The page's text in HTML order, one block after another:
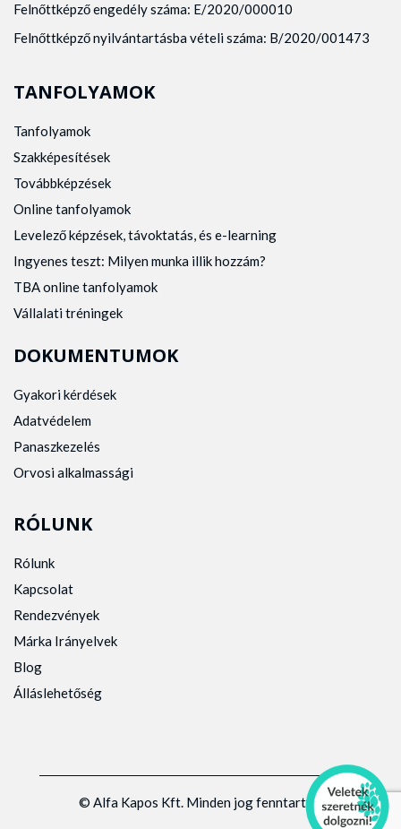
Felnőttképző engedély száma: E/2020/000010
Felnőttképző nyilvántartásba vételi száma: B/2020/001473
TANFOLYAMOK
Tanfolyamok
Szakképesítések
Továbbképzések
Online tanfolyamok
Levelező képzések, távoktatás, és e-learning
Ingyenes teszt: Milyen munka illik hozzám?
TBA online tanfolyamok
Vállalati tréningek
DOKUMENTUMOK
Gyakori kérdések
Adatvédelem
Panaszkezelés
Orvosi alkalmassági
RÓLUNK
Rólunk
Kapcsolat
Rendezvények
Márka Irányelvek
Blog
Álláslehetőség
© Alfa Kapos Kft. Minden jog fenntartva.